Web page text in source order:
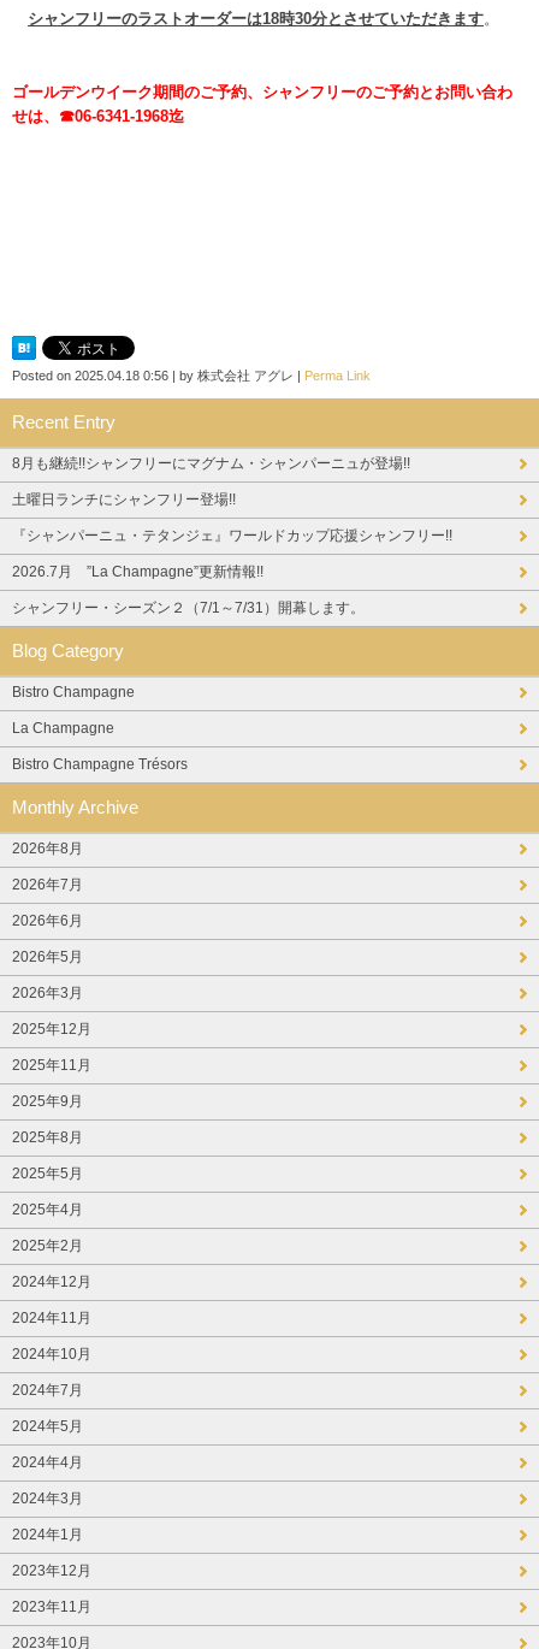
シャンフリーのラストオーダーは18時30分とさせていただきます。
ゴールデンウイーク期間のご予約、シャンフリーのご予約とお問い合わ
せは、☎06-6341-1968迄
Posted on 2025.04.18 0:56 | by 株式会社 アグレ | Perma Link
Recent Entry
8月も継続!!シャンフリーにマグナム・シャンパーニュが登場!!
土曜日ランチにシャンフリー登場!!
『シャンパーニュ・テタンジェ』ワールドカップ応援シャンフリー!!
2026.7月 ”La Champagne”更新情報!!
シャンフリー・シーズン２（7/1～7/31）開幕します。
Blog Category
Bistro Champagne
La Champagne
Bistro Champagne Trésors
Monthly Archive
2026年8月
2026年7月
2026年6月
2026年5月
2026年3月
2025年12月
2025年11月
2025年9月
2025年8月
2025年5月
2025年4月
2025年2月
2024年12月
2024年11月
2024年10月
2024年7月
2024年5月
2024年4月
2024年3月
2024年1月
2023年12月
2023年11月
2023年10月